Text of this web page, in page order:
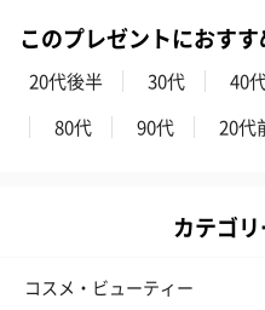
このプレゼントにおす
20代後半 30代 40
80代
90代 20代
カテゴ
コスメ・ビューティー